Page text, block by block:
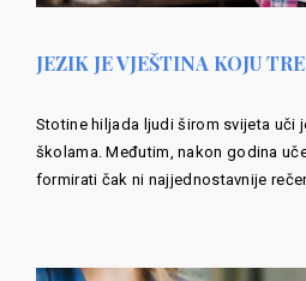
JEZIK JE VJEŠTINA KOJU
Stotine hiljada ljudi širom svijeta uči
školama. Međutim, nakon godina
formirati čak ni najjednostavnije